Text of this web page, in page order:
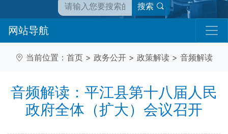
搜索
网站导航
当前位置： 首页 > 政务公开 > 政策解读 > 音频解读
音频解读：平江县第十八届人民
政府全体（扩大）会议召开